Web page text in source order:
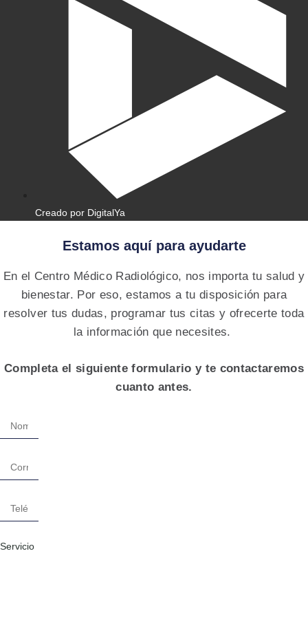
Creado por DigitalYa
Estamos aquí para ayudarte
En el Centro Médico Radiológico, nos importa tu salud y
bienestar. Por eso, estamos a tu disposición para
resolver tus dudas, programar tus citas y ofrecerte toda
la información que necesites.
Completa el siguiente formulario y te contactaremos
cuanto antes.
Servicio